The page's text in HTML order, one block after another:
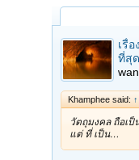
เรื่
ที่สุ
Khamphee said: ↑
วัตถุมงคล ถือเป็
แต่ ที่ เป็น…